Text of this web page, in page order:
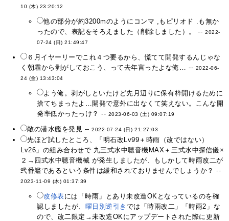
10 (木) 23:20:12
他の部分が約3200mのようにコンマ ,もピリオド .も無か
ったので、表記をそろえました（削除しました）。 --2022-
07-24 (日) 21:49:47
６月イヤーリーでこれ４つ要るから、慌てて開発するんじゃな
く朝霜から剥がしておこう、って去年言ったよな俺… -- 2022-06-
24 (金) 13:43:04
よう俺。剥がしといたけど先月辺りに保有枠開けるために
捨てちまったよ…開発で意外に出なくて笑えない。こんな開
発率低かったっけ？ -- 2023-06-03 (土) 09:07:19
敵の潜水艦を発見 --2022-07-24 (日) 21:27:03
先ほど試したところ、「明石改Lv99＋時雨（改ではない）
Lv26」の組み合わせで 九三式水中聴音機MAX＋三式水中探信儀×
２→四式水中聴音機械 が発生しましたが、もしかして時雨改二が
弐番艦であるという条件は緩和されておりませんでしょうか？ --
2023-11-09 (木) 01:37:39
改修表には「時雨」とあり未改造OKとなっているのを確
認しましたが、 曜日別逆引き では「時雨改二」「時雨2」な
ので、改二限定→未改造OKにアップデートされた際に更新